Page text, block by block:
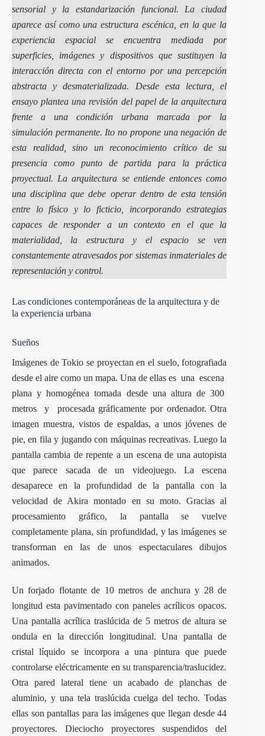
sensorial y la estandarización funcional. La ciudad
aparece así como una estructura escénica, en la que la
experiencia espacial se encuentra mediada por
superficies, imágenes y dispositivos que sustituyen la
interacción directa con el entorno por una percepción
abstracta y desmaterializada. Desde esta lectura, el
ensayo plantea una revisión del papel de la arquitectura
frente a una condición urbana marcada por la
simulación permanente. Ito no propone una negación de
esta realidad, sino un reconocimiento crítico de su
presencia como punto de partida para la práctica
proyectual. La arquitectura se entiende entonces como
una disciplina que debe operar dentro de esta tensión
entre lo físico y lo ficticio, incorporando estrategias
capaces de responder a un contexto en el que la
materialidad, la estructura y el espacio se ven
constantemente atravesados por sistemas inmateriales de
representación y control.
Las condiciones contemporáneas de la arquitectura y de
la experiencia urbana
Sueños
Imágenes de Tokio se proyectan en el suelo, fotografiada
desde el aire como un mapa. Una de ellas es una escena
plana y homogénea tomada desde una altura de 300
metros y procesada gráficamente por ordenador. Otra
imagen muestra, vistos de espaldas, a unos jóvenes de
pie, en fila y jugando con máquinas recreativas. Luego la
pantalla cambia de repente a un escena de una autopista
que parece sacada de un videojuego. La escena
desaparece en la profundidad de la pantalla con la
velocidad de Akira montado en su moto. Gracias al
procesamiento gráfico, la pantalla se vuelve
completamente plana, sin profundidad, y las imágenes se
transforman en las de unos espectaculares dibujos
animados.
Un forjado flotante de 10 metros de anchura y 28 de
longitud esta pavimentado con paneles acrílicos opacos.
Una pantalla acrílica traslúcida de 5 metros de altura se
ondula en la dirección longitudinal. Una pantalla de
cristal líquido se incorpora a una pintura que puede
controlarse eléctricamente en su transparencia/traslucidez.
Otra pared lateral tiene un acabado de planchas de
aluminio, y una tela traslúcida cuelga del techo. Todas
ellas son pantallas para las imágenes que llegan desde 44
proyectores. Dieciocho proyectores suspendidos del